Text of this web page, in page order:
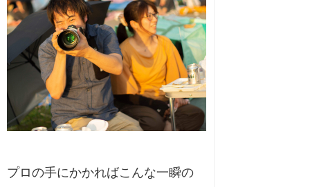
プロの手にかかればこんな一瞬の